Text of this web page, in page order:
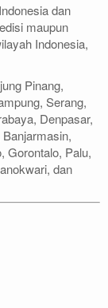
dan
maupun
Indonesia,
Pinang,
Serang,
Denpasar,
Gorontalo, Palu,
dan